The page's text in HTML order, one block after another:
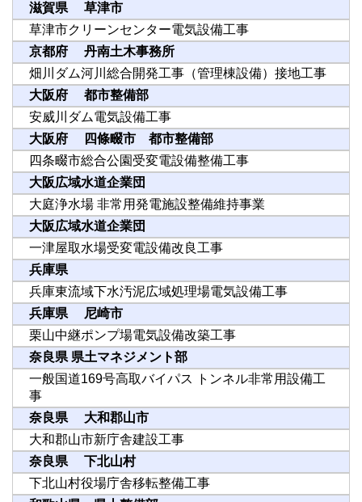
滋賀県 草津市
草津市クリーンセンター電気設備工事
京都府 丹南土木事務所
畑川ダム河川総合開発工事（管理棟設備）接地工事
大阪府 都市整備部
安威川ダム電気設備工事
大阪府 四條畷市 都市整備部
四条畷市総合公園受変電設備整備工事
大阪広域水道企業団
大庭浄水場 非常用発電施設整備維持事業
大阪広域水道企業団
一津屋取水場受変電設備改良工事
兵庫県
兵庫東流域下水汚泥広域処理場電気設備工事
兵庫県 尼崎市
栗山中継ポンプ場電気設備改築工事
奈良県 県土マネジメント部
一般国道169号高取バイパス トンネル非常用設備工
事
奈良県 大和郡山市
大和郡山市新庁舎建設工事
奈良県 下北山村
下北山村役場庁舎移転整備工事